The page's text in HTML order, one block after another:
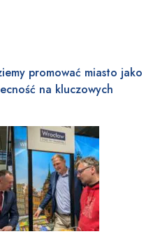
promować miasto jako
na kluczowych